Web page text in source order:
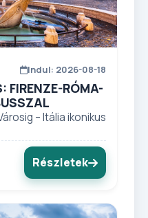
Indul: 2026-08-18
FIRENZE-RÓMA-
– Itália ikonikus
Részletek